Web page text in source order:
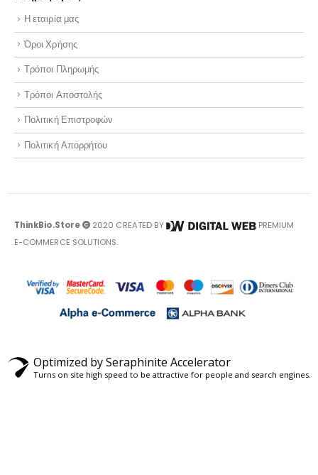
Η εταιρία μας
Όροι Χρήσης
Τρόποι Πληρωμής
Τρόποι Αποστολής
Πολιτική Επιστροφών
Πολιτική Απορρήτου
ThinkBio.Store 2020 CREATED BY
PREMIUM
E-COMMERCE SOLUTIONS.
Optimized by Seraphinite Accelerator
Turns on site high speed to be attractive for people and search engines.